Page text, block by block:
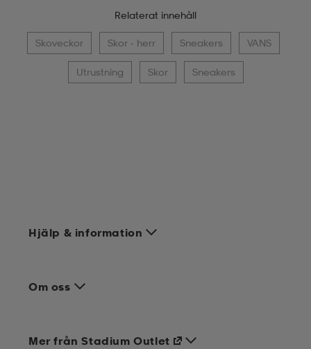
Relaterat innehåll
Skoveckor Skor - herr Sneakers VANS
Utrustning Skor Sneakers
Hjälp & information
Om oss
Mer från Stadium Outlet